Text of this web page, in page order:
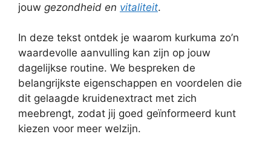
jouw gezondheid en vitaliteit.
In deze tekst ontdek je waarom kurkuma zo’n
waardevolle aanvulling kan zijn op jouw
dagelijkse routine. We bespreken de
belangrijkste eigenschappen en voordelen die
dit gelaagde kruidenextract met zich
meebrengt, zodat jij goed geïnformeerd kunt
kiezen voor meer welzijn.